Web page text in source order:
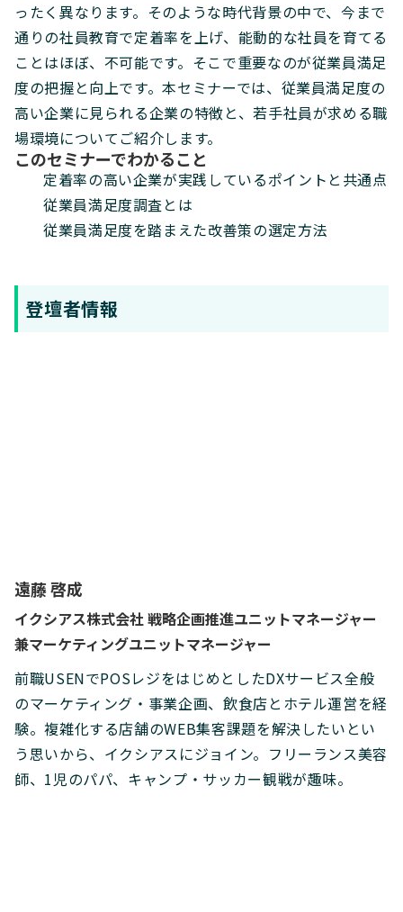
ったく異なります。そのような時代背景の中で、今まで
通りの社員教育で定着率を上げ、能動的な社員を育てる
ことはほぼ、不可能です。そこで重要なのが従業員満足
度の把握と向上です。本セミナーでは、従業員満足度の
高い企業に見られる企業の特徴と、若手社員が求める職
場環境についてご紹介します。
このセミナーでわかること
定着率の高い企業が実践しているポイントと共通点
従業員満足度調査とは
従業員満足度を踏まえた改善策の選定方法
登壇者情報
遠藤 啓成
イクシアス株式会社 戦略企画推進ユニットマネージャー
兼マーケティングユニットマネージャー
前職USENでPOSレジをはじめとしたDXサービス全般
のマーケティング・事業企画、飲食店とホテル運営を経
験。複雑化する店舗のWEB集客課題を解決したいとい
う思いから、イクシアスにジョイン。フリーランス美容
師、1児のパパ、キャンプ・サッカー観戦が趣味。